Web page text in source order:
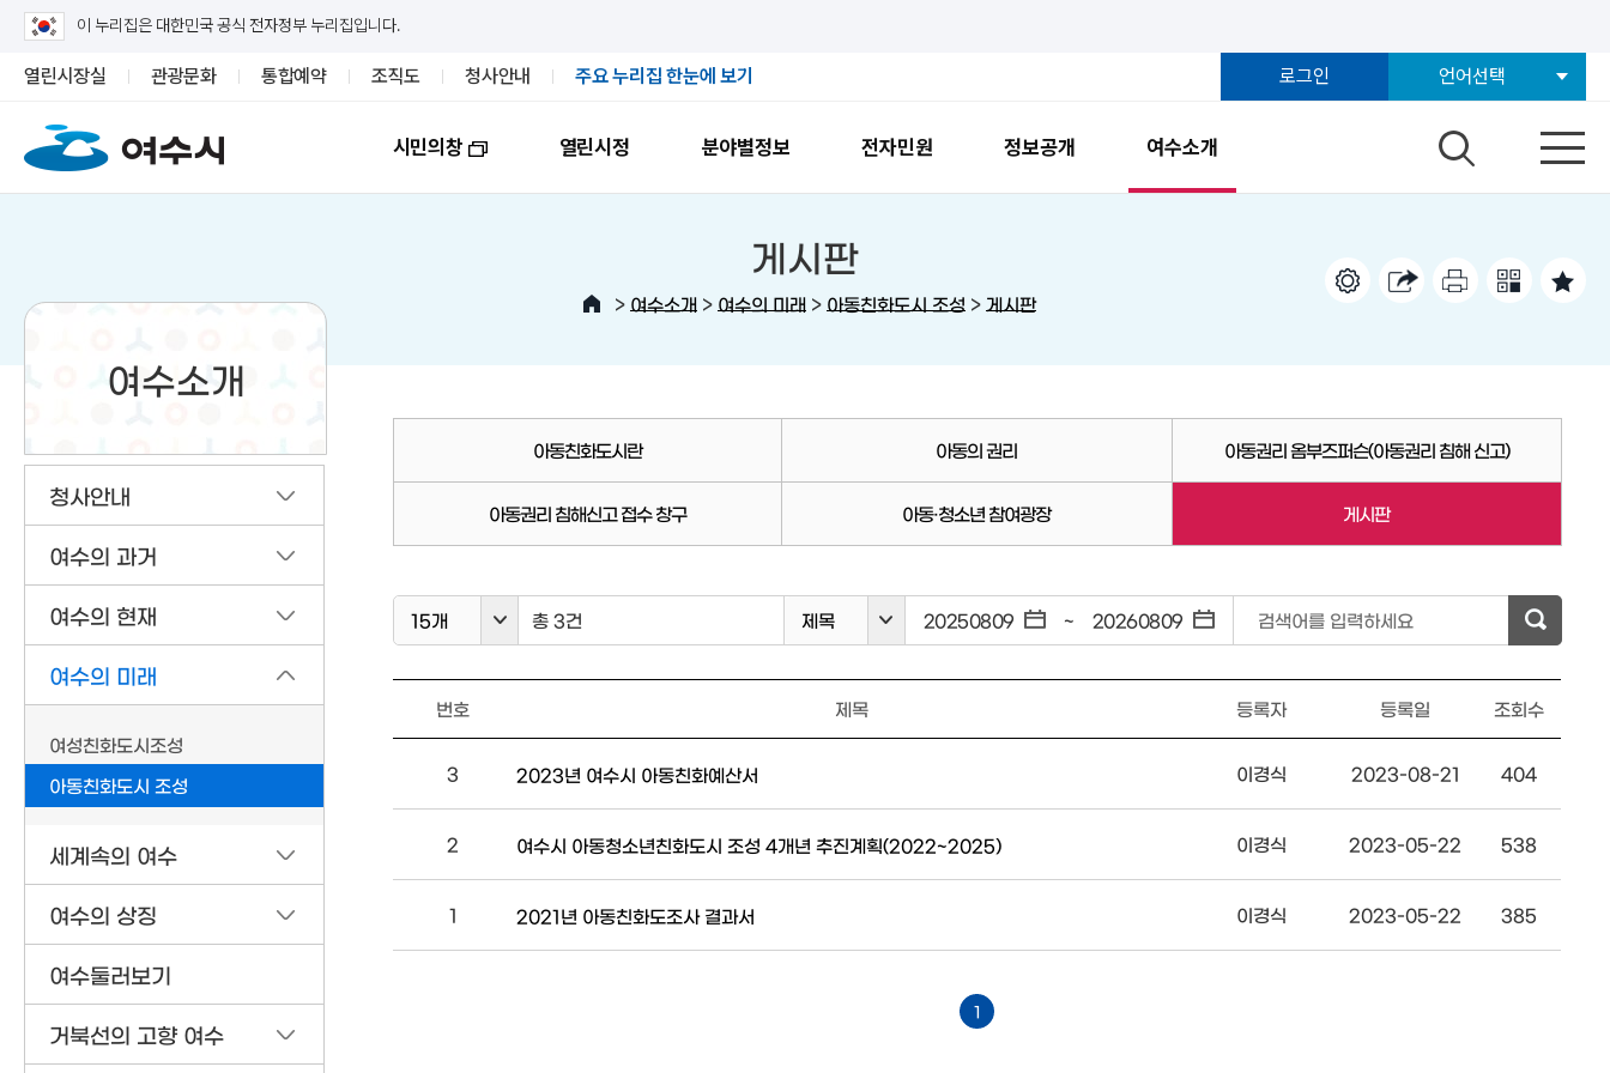
이 누리집은 대한민국 공식 전자정부 누리집입니다.
열린시장실 관광문화 통합예약 조직도 청사안내 주요 누리집 한눈에 보기 로그인 언어선택
시민의창 열린시정 분야별정보 전자민원 정보공개 여수소개
여수소개
청사안내
여수의 과거
여수의 현재
여수의 미래
여성친화도시조성
아동친화도시 조성
세계속의 여수
여수의 상징
여수둘러보기
거북선의 고향 여수
게시판
> 여수소개 > 여수의 미래 > 아동친화도시 조성 > 게시판
아동친화도시란 아동의 권리 아동권리 옴부즈퍼슨(아동권리 침해 신고)
아동권리 침해신고 접수 창구 아동·청소년 참여광장 게시판
15개 총 3건 제목 ~ 검색어를 입력하세요
번호 제목 등록자 등록일 조회수
3 2023년 여수시 아동친화예산서 이경식 2023-08-21 404
2 여수시 아동청소년친화도시 조성 4개년 추진계획(2022~2025) 이경식 2023-05-22 538
1 2021년 아동친화도조사 결과서 이경식 2023-05-22 385
1